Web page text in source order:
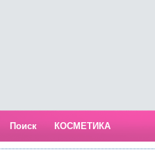
Поиск КОСМЕТИКА